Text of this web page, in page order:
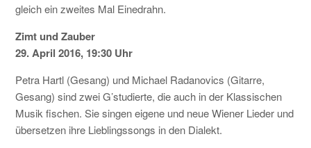
gleich ein zweites Mal Einedrahn.
Zimt und Zauber
29. April 2016, 19:30 Uhr
Petra Hartl (Gesang) und Michael Radanovics (Gitarre,
Gesang) sind zwei G’studierte, die auch in der Klassischen
Musik fischen. Sie singen eigene und neue Wiener Lieder und
übersetzen ihre Lieblingssongs in den Dialekt.